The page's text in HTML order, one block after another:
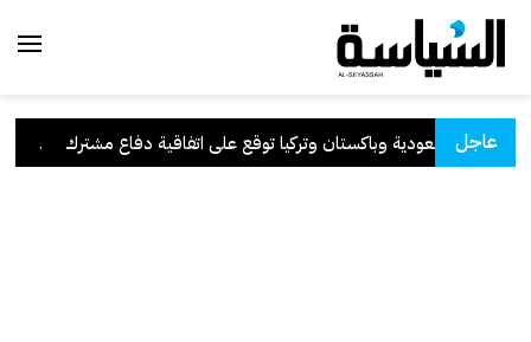
عاجلالسعودية وباكستان وتركيا توقع على اتفاقية دفاع مشترك